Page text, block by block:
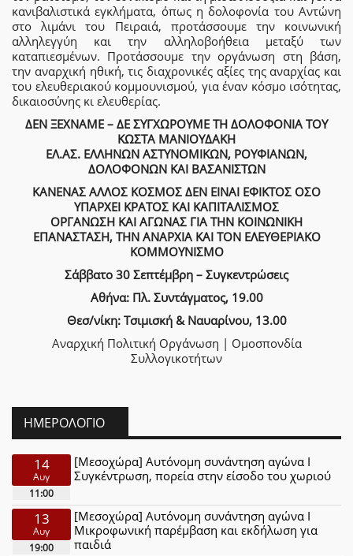
κανιβαλιστικά εγκλήματα, όπως η δολοφονία του Αντώνη
στο λιμάνι του Πειραιά, προτάσσουμε την κοινωνική
αλληλεγγύη και την αλληλοβοήθεια μεταξύ των
καταπιεσμένων. Προτάσσουμε την οργάνωση στη βάση,
την αναρχική ηθική, τις διαχρονικές αξίες της αναρχίας και
του ελευθεριακού κομμουνισμού, για έναν κόσμο ισότητας,
δικαιοσύνης κι ελευθερίας.
ΔΕΝ ΞΕΧΝΑΜΕ – ΔΕ ΣΥΓΧΩΡΟΥΜΕ ΤΗ ΔΟΛΟΦΟΝΙΑ ΤΟΥ
ΚΩΣΤΑ ΜΑΝΙΟΥΔΑΚΗ
ΕΛ.ΑΣ. ΕΛΛΗΝΩΝ ΑΣΤΥΝΟΜΙΚΩΝ, ΡΟΥΦΙΑΝΩΝ,
ΔΟΛΟΦΟΝΩΝ ΚΑΙ ΒΑΣΑΝΙΣΤΩΝ
ΚΑΝΕΝΑΣ ΑΛΛΟΣ ΚΟΣΜΟΣ ΔΕΝ ΕΙΝΑΙ ΕΦΙΚΤΟΣ ΟΣΟ
ΥΠΑΡΧΕΙ ΚΡΑΤΟΣ ΚΑΙ ΚΑΠΙΤΑΛΙΣΜΟΣ
ΟΡΓΑΝΩΣΗ ΚΑΙ ΑΓΩΝΑΣ ΓΙΑ ΤΗΝ ΚΟΙΝΩΝΙΚΗ
ΕΠΑΝΑΣΤΑΣΗ, ΤΗΝ ΑΝΑΡΧΙΑ ΚΑΙ ΤΟΝ ΕΛΕΥΘΕΡΙΑΚΟ
ΚΟΜΜΟΥΝΙΣΜΟ
Σάββατο 30 Σεπτέμβρη – Συγκεντρώσεις
Αθήνα: Πλ. Συντάγματος, 19.00
Θεσ/νίκη: Τσιμισκή & Ναυαρίνου, 13.00
Αναρχική Πολιτική Οργάνωση | Ομοσπονδία
Συλλογικοτήτων
ΗΜΕΡΟΛΌΓΙΟ
14
Αυγ
11:00
[Μεσοχώρα] Αυτόνομη συνάντηση αγώνα Ι
Συγκέντρωση, πορεία στην είσοδο του χωριού
13
Αυγ
19:00
[Μεσοχώρα] Αυτόνομη συνάντηση αγώνα Ι
Μικροφωνική παρέμβαση και εκδήλωση για
παιδιά